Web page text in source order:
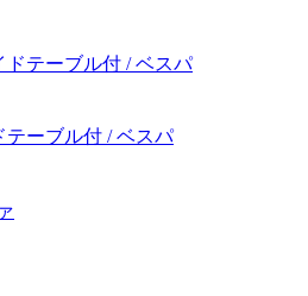
テーブル付 / ベスパ